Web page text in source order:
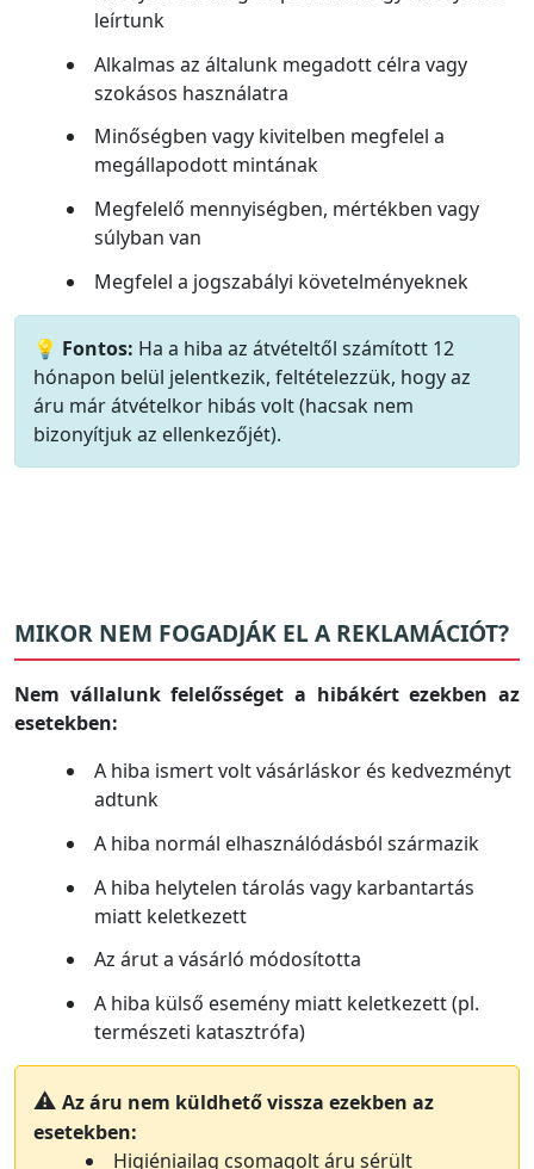
leírtunk
Alkalmas az általunk megadott célra vagy
szokásos használatra
Minőségben vagy kivitelben megfelel a
megállapodott mintának
Megfelelő mennyiségben, mértékben vagy
súlyban van
Megfelel a jogszabályi követelményeknek
💡 Fontos: Ha a hiba az átvételtől számított 12
hónapon belül jelentkezik, feltételezzük, hogy az
áru már átvételkor hibás volt (hacsak nem
bizonyítjuk az ellenkezőjét).
MIKOR NEM FOGADJÁK EL A REKLAMÁCIÓT?
Nem vállalunk felelősséget a hibákért ezekben az
esetekben:
A hiba ismert volt vásárláskor és kedvezményt
adtunk
A hiba normál elhasználódásból származik
A hiba helytelen tárolás vagy karbantartás
miatt keletkezett
Az árut a vásárló módosította
A hiba külső esemény miatt keletkezett (pl.
természeti katasztrófa)
Az áru nem küldhető vissza ezekben az
esetekben:
Higiéniailag csomagolt áru sérült